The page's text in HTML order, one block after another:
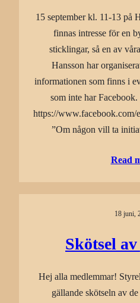
15 september kl. 11-13 på
finnas intresse för en
sticklingar, så en av
Hansson har
informationen som finns i
som inte har
https://www.facebook.com/
”Om någon vill ta
Read
18 juni,
Skötsel
Hej alla medlemmar!
gällande skötseln av